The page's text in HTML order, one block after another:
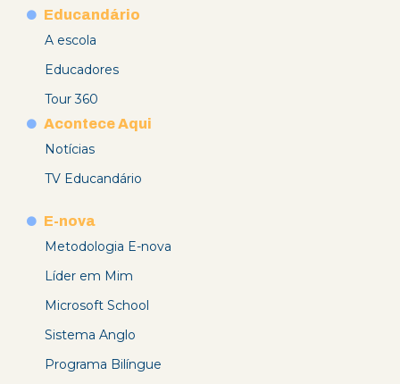
Educandário
A escola
Educadores
Tour 360
Acontece Aqui
Notícias
TV Educandário
E-nova
Metodologia E-nova
Líder em Mim
Microsoft School
Sistema Anglo
Programa Bilíngue